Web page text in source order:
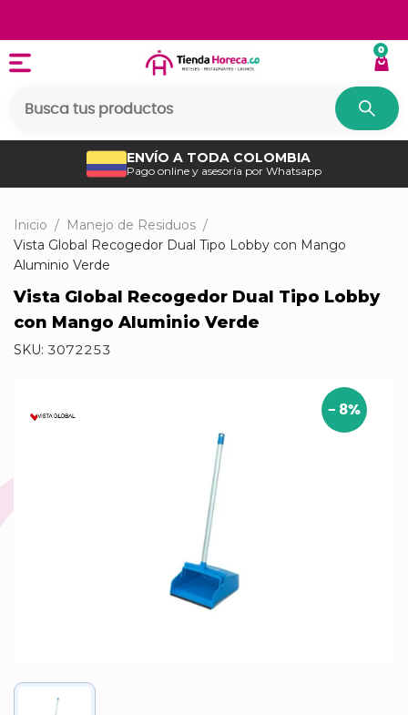
0
ENVÍO A TODA COLOMBIA
Pago online y asesoría por Whatsapp
Inicio / Manejo de Residuos /
Vista Global Recogedor Dual Tipo Lobby con Mango
Aluminio Verde
Vista Global Recogedor Dual Tipo Lobby
con Mango Aluminio Verde
SKU: 3072253
- 8%